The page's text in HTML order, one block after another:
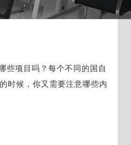
些项目吗？每个不同的国自
时候，你又需要注意哪些内